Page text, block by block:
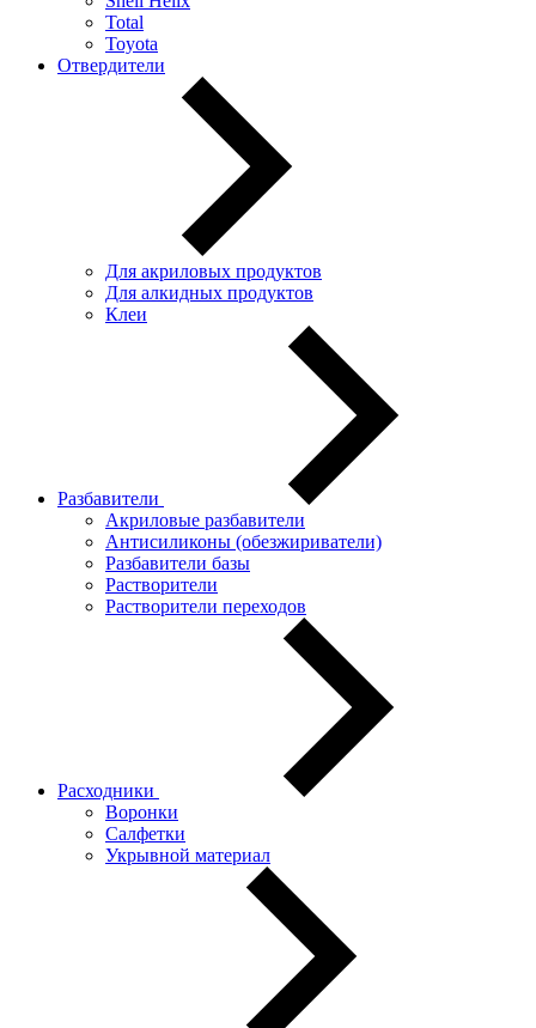
Total
Toyota
Отвердители
Для акриловых продуктов
Для алкидных продуктов
Клеи
Разбавители
Акриловые разбавители
Антисиликоны (обезжириватели)
Разбавители базы
Растворители
Растворители переходов
Расходники
Воронки
Салфетки
Укрывной материал